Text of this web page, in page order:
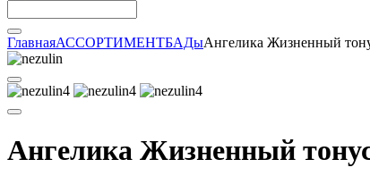
ГлавнаяАССОРТИМЕНТБАДыАнгелика Жизненный
Ангелика Жизненный